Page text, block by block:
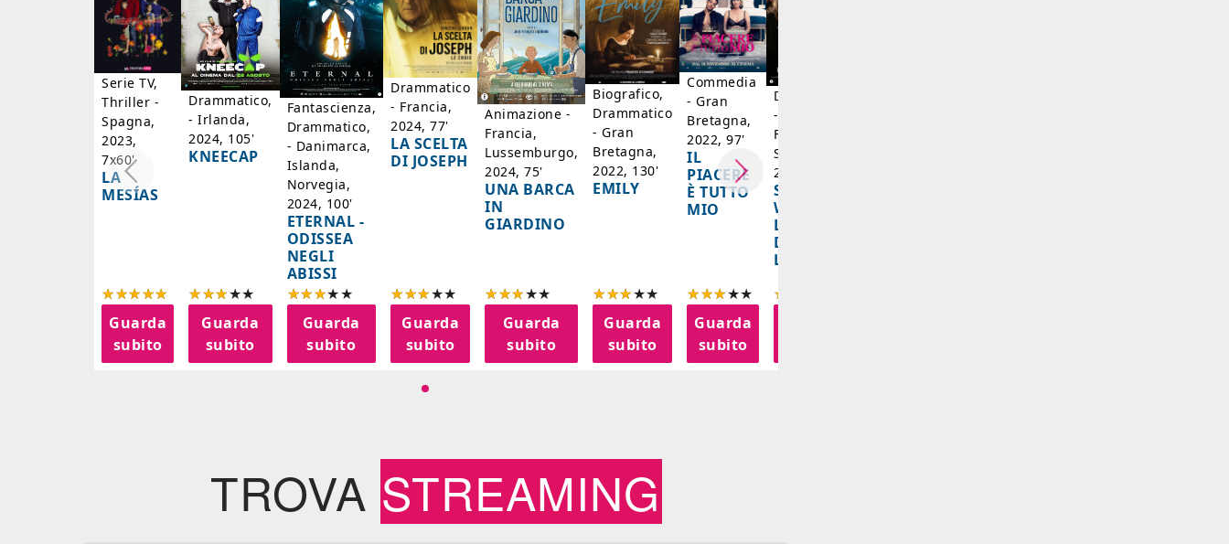
Serie TV,
Thriller -
Spagna,
2023,
7x60'
LA
MESÍAS
Guarda
subito
Drammatico,
- Irlanda,
2024, 105'
KNEECAP
Guarda
subito
Fantascienza,
Drammatico,
- Danimarca,
Islanda,
Norvegia,
2024, 100'
ETERNAL -
ODISSEA
NEGLI
ABISSI
Guarda
subito
Drammatico
- Francia,
2024, 77'
LA SCELTA
DI JOSEPH
Guarda
subito
Animazione -
Francia,
Lussemburgo,
2024, 75'
UNA BARCA
IN
GIARDINO
Guarda
subito
Biografico,
Drammatico
- Gran
Bretagna,
2022, 130'
EMILY
Guarda
subito
Commedia
- Gran
Bretagna,
2022, 97'
IL
PIACERE
È TUTTO
MIO
Guarda
subito
Drammatico
- Giappone,
Francia,
Singapore,
2024, 105'
SPIRIT
WORLD -
LA FESTA
DELLE
LANTERNE
TROVA STREAMING